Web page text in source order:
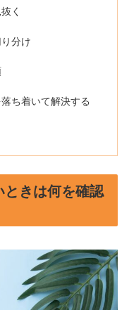
く
分け
ち着いて解決する
ときは何を確認